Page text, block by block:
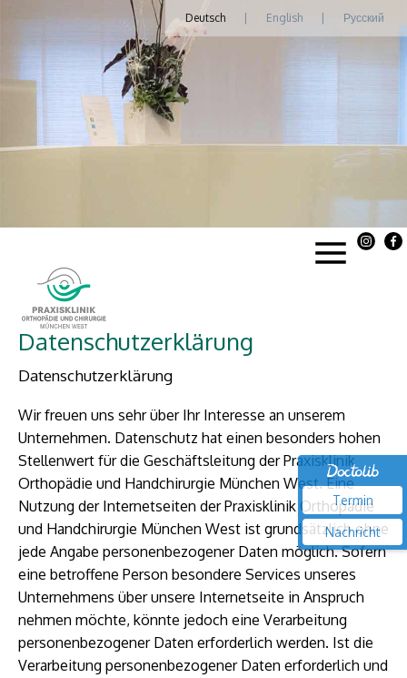
Deutsch English Русский
Datenschutzerklärung
Datenschutzerklärung
Wir freuen uns sehr über Ihr Interesse an unserem
Unternehmen. Datenschutz hat einen besonders hohen
Stellenwert für die Geschäftsleitung der Praxisklinik
Orthopädie und Handchirurgie München West. Eine
Nutzung der Internetseiten der Praxisklinik Orthopädie
und Handchirurgie München West ist grundsätzlich ohne
jede Angabe personenbezogener Daten möglich. Sofern
eine betroffene Person besondere Services unseres
Unternehmens über unsere Internetseite in Anspruch
nehmen möchte, könnte jedoch eine Verarbeitung
personenbezogener Daten erforderlich werden. Ist die
Verarbeitung personenbezogener Daten erforderlich und
Termin
Nachricht